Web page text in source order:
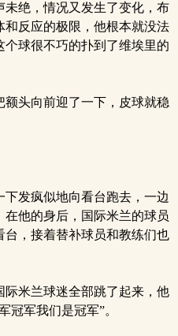
绝，情况又发生了变化，布
反应的极限，他根本就没法
球很不巧的扑到了维埃里的
头向前迎了一下，皮球就稳
发疯似地向看台跑去，一边
他的身后，国际米兰的球员
，接着替补球员和教练们也
米兰球迷全部跳了起来，他
冠军我们是冠军”。